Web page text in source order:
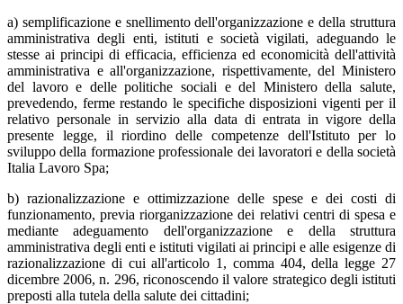
a) semplificazione e snellimento dell'organizzazione e della struttura
amministrativa degli enti, istituti e società vigilati, adeguando le
stesse ai principi di efficacia, efficienza ed economicità dell'attività
amministrativa e all'organizzazione, rispettivamente, del Ministero
del lavoro e delle politiche sociali e del Ministero della salute,
prevedendo, ferme restando le specifiche disposizioni vigenti per il
relativo personale in servizio alla data di entrata in vigore della
presente legge, il riordino delle competenze dell'Istituto per lo
sviluppo della formazione professionale dei lavoratori e della società
Italia Lavoro Spa;
b) razionalizzazione e ottimizzazione delle spese e dei costi di
funzionamento, previa riorganizzazione dei relativi centri di spesa e
mediante adeguamento dell'organizzazione e della struttura
amministrativa degli enti e istituti vigilati ai principi e alle esigenze di
razionalizzazione di cui all'articolo 1, comma 404, della legge 27
dicembre 2006, n. 296, riconoscendo il valore strategico degli istituti
preposti alla tutela della salute dei cittadini;